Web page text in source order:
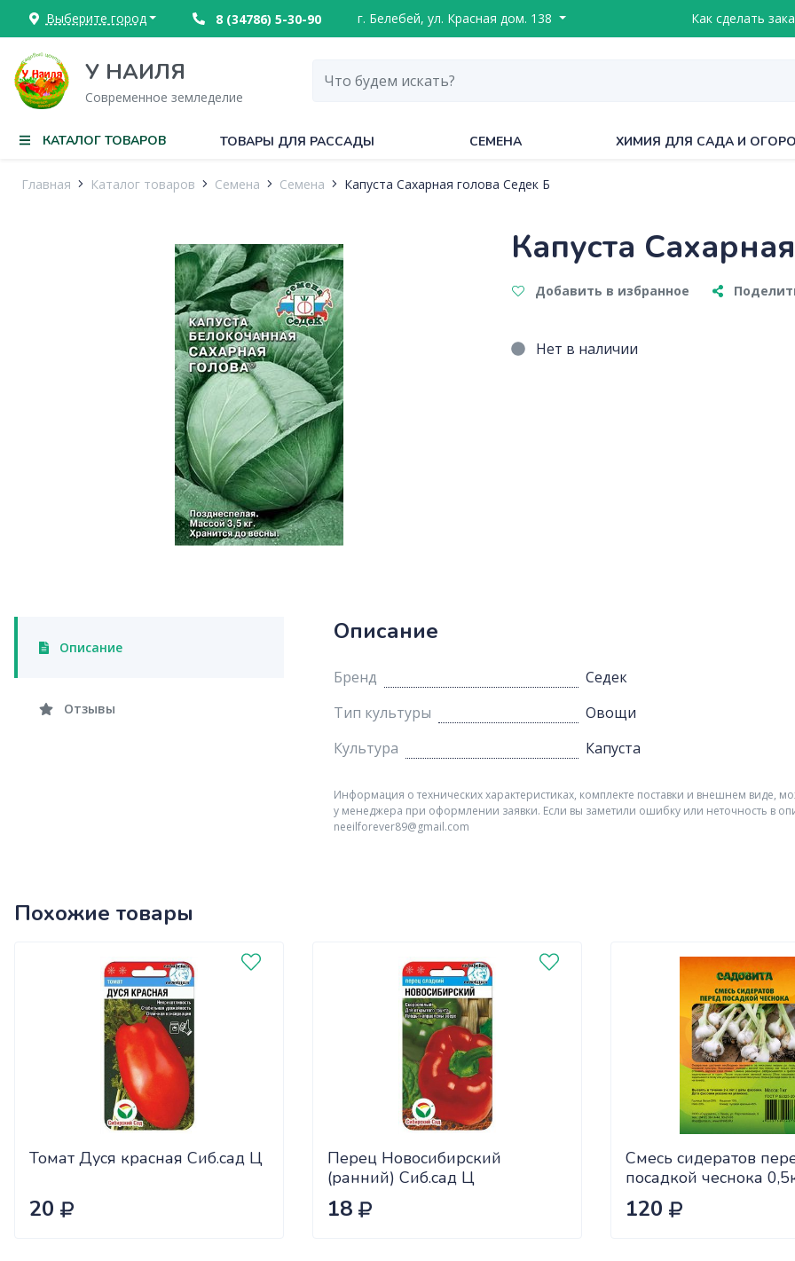
Выберите город 8 (34786) 5-30-90 г. Белебей, ул. Красная дом. 138 Как сделать
У НАИЛЯ
Современное земледелие
КАТАЛОГ ТОВАРОВ ТОВАРЫ ДЛЯ РАССАДЫ СЕМЕНА ХИМИЯ ДЛЯ САДА И
Главная Каталог товаров Семена Семена Капуста Сахарная голова Седек Б
Капуста
Добавить в избранное
Нет в наличии
Описание
Отзывы
Описание
Бренд
Седек
Тип культуры
Овощи
Культура
Капуста
Информация о технических характеристиках, комплекте поставки и внешнем виде,
у менеджера при оформлении заявки. Если вы заметили ошибку или неточность в
neeilforever89@gmail.com
Похожие товары
Томат Дуся красная Сиб.сад Ц
20
Перец Новосибирский
(ранний) Сиб.сад Ц
18
Смесь сидератов
посадкой чеснока
САДОВИТА (25/30)
120